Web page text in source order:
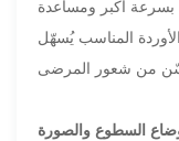
بسرعة أكبر ومساعدة
المناسب يُسهّل
السطوع والصورة